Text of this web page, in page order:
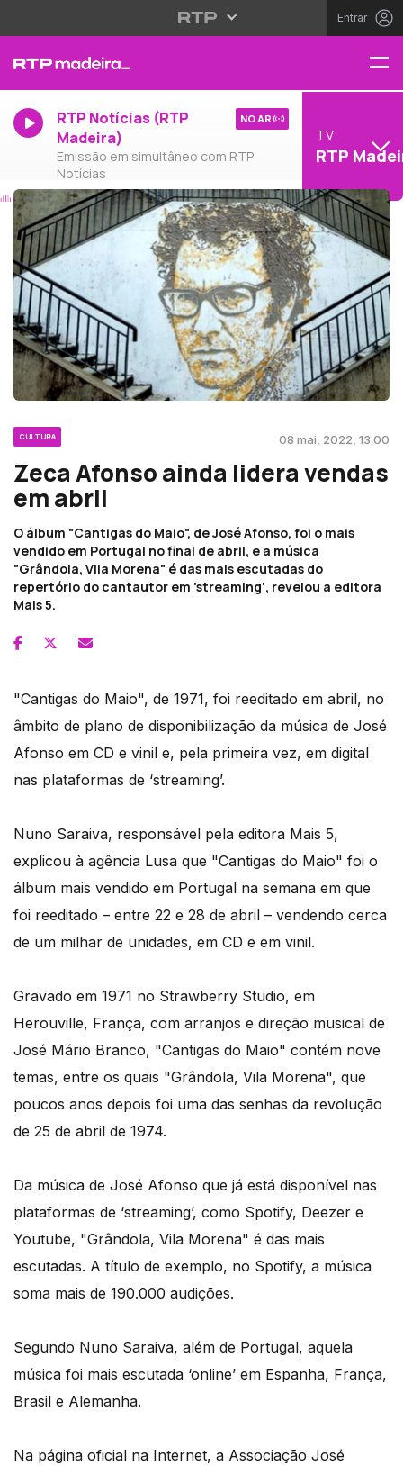
Entrar
RTP Notícias (RTP
Madeira)
Emissão em simultâneo com RTP
Notícias
NO AR
TV
RTP
CULTURA 08 mai, 2022, 13:00
Zeca Afonso ainda lidera vendas
em abril
O álbum "Cantigas do Maio", de José Afonso, foi o mais
vendido em Portugal no final de abril, e a música
"Grândola, Vila Morena" é das mais escutadas do
repertório do cantautor em 'streaming', revelou a editora
Mais 5.
"Cantigas do Maio", de 1971, foi reeditado em abril, no
âmbito de plano de disponibilização da música de José
Afonso em CD e vinil e, pela primeira vez, em digital
nas plataformas de ‘streaming’.
Nuno Saraiva, responsável pela editora Mais 5,
explicou à agência Lusa que "Cantigas do Maio" foi o
álbum mais vendido em Portugal na semana em que
foi reeditado – entre 22 e 28 de abril – vendendo cerca
de um milhar de unidades, em CD e em vinil.
Gravado em 1971 no Strawberry Studio, em
Herouville, França, com arranjos e direção musical de
José Mário Branco, "Cantigas do Maio" contém nove
temas, entre os quais "Grândola, Vila Morena", que
poucos anos depois foi uma das senhas da revolução
de 25 de abril de 1974.
Da música de José Afonso que já está disponível nas
plataformas de ‘streaming’, como Spotify, Deezer e
Youtube, "Grândola, Vila Morena" é das mais
escutadas. A título de exemplo, no Spotify, a música
soma mais de 190.000 audições.
Segundo Nuno Saraiva, além de Portugal, aquela
música foi mais escutada ‘online’ em Espanha, França,
Brasil e Alemanha.
Na página oficial na Internet, a Associação José